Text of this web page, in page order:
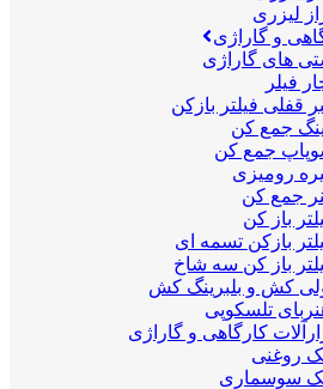
لیزری
و گاراژی
های گاراژی
فیلر
قفلی فیلتر بازکن
جمع کن
جمع کن
رومیزی
جمع کن
باز کن
بازکن تسمه ای
باز کن سه شاخ
کش و بلبرینگ کش
تلسکوپی
کارگاهی و گاراژی
روغنی
سوسماری